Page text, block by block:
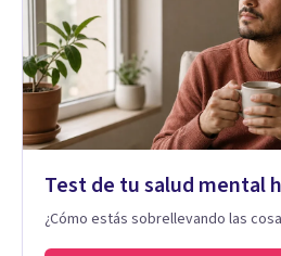
Test de tu salud mental
¿Cómo estás sobrellevando las